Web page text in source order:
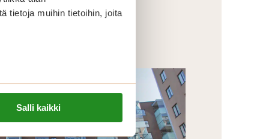
tietoja muihin tietoihin, joita
Salli kaikki